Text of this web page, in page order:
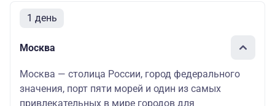
1 день
Москва
Москва — столица России, город федерального
значения, порт пяти морей и один из самых
привлекательных в мире городов для